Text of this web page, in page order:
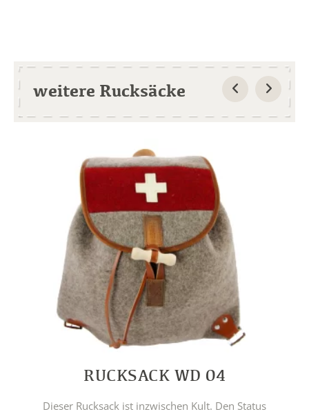
weitere Rucksäcke
RUCKSACK WD 04
Dieser Rucksack ist inzwischen Kult. Den Status